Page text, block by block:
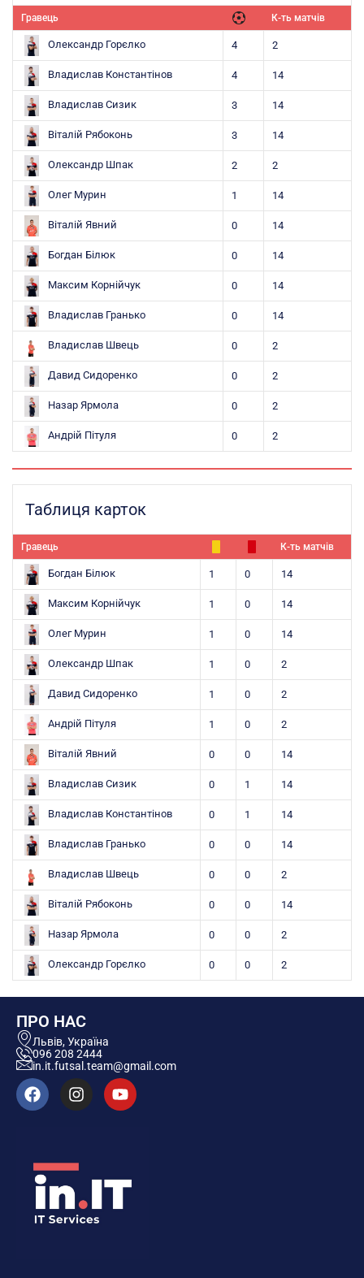
Гравець К-ть матчів
Олександр Горєлко 4 2
Владислав Константінов 4 14
Владислав Сизик 3 14
Віталій Рябоконь 3 14
Олександр Шпак 2 2
Олег Мурин 1 14
Віталій Явний 0 14
Богдан Білюк 0 14
Максим Корнійчук 0 14
Владислав Гранько 0 14
Владислав Швець 0 2
Давид Сидоренко 0 2
Назар Ярмола 0 2
Андрій Пітуля 0 2
Таблиця карток
Гравець К-ть матчів
Богдан Білюк 1 0 14
Максим Корнійчук 1 0 14
Олег Мурин 1 0 14
Олександр Шпак 1 0 2
Давид Сидоренко 1 0 2
Андрій Пітуля 1 0 2
Віталій Явний 0 0 14
Владислав Сизик 0 1 14
Владислав Константінов 0 1 14
Владислав Гранько 0 0 14
Владислав Швець 0 0 2
Віталій Рябоконь 0 0 14
Назар Ярмола 0 0 2
Олександр Горєлко 0 0 2
ПРО НАС
Львів, Україна
096 208 2444
in.it.futsal.team@gmail.com